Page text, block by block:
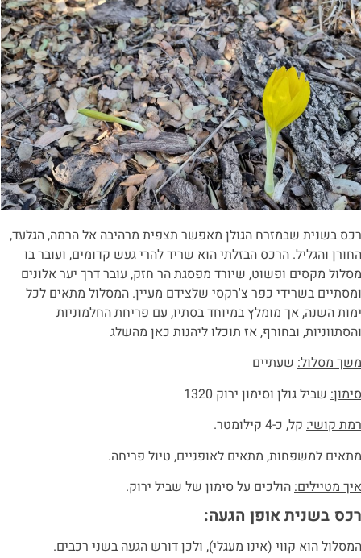
רכס בשנית שבמזרח הגולן מאפשר תצפית מרהיבה אל הרמה, הגלעד,
החורן והגליל. הרכס הבזלתי הוא שריד להרי געש קדומים, ועובר בו
מסלול מקסים ופשוט, שיורד מפסגת הר חזק, עובר דרך יער אלונים
ומסתיים בשרידי כפר צ'רקסי שלצידם מעיין. המסלול מתאים לכל
ימות השנה, אך מומלץ במיוחד בסתיו, עם פריחת החלמוניות
והסתווניות, ובחורף, אז תוכלו ליהנות כאן מהשלג
משך מסלול: שעתיים
סימון: שביל גולן וסימון ירוק 1320
רמת קושי: קל, כ-4 קילומטר.
מתאים למשפחות, מתאים לאופניים, טיול פריחה.
איך מטיילים:הולכים על סימון של שביל ירוק.
רכס בשנית אופן הגעה:
המסלול הוא קווי (אינו מעגלי), ולכן דורש הגעה בשני רכבים.